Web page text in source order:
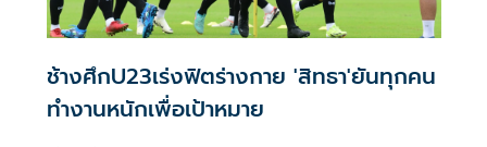
ช้างศึกU23เร่งฟิตร่างกาย 'สิทธา'ยันทุกคน
ทำงานหนักเพื่อเป้าหมาย